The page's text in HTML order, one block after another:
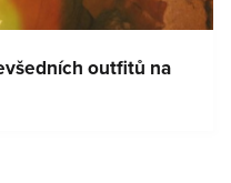
outfitů na